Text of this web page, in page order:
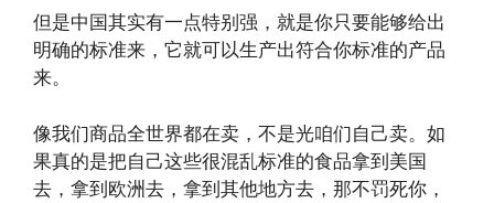
但是中国其实有一点特别强，就是你只要能够给出
明确的标准来，它就可以生产出符合你标准的产品
来。
像我们商品全世界都在卖，不是光咱们自己卖。如
果真的是把自己这些很混乱标准的食品拿到美国
去，拿到欧洲去，拿到其他地方去，那不罚死你，